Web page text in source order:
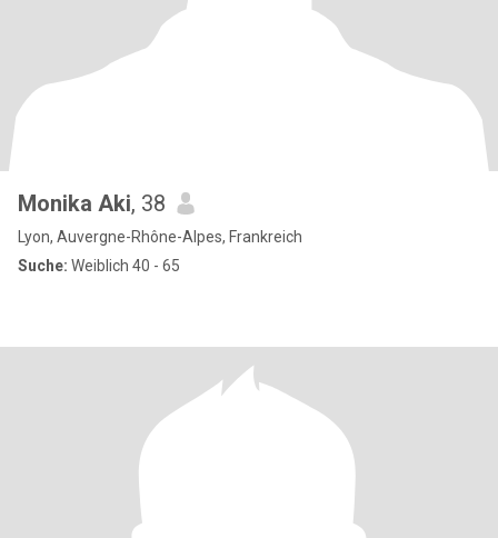
Monika Aki, 38
Lyon, Auvergne-Rhône-Alpes, Frankreich
Suche: Weiblich 40 - 65